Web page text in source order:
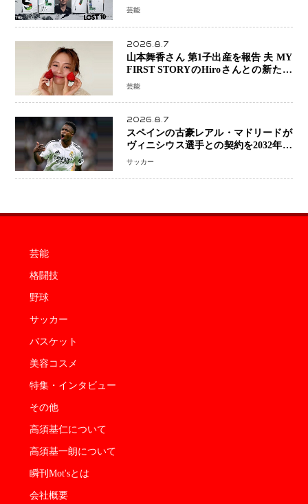
演『LOST10』で異色バディ結成
芸能
2026.8.7
山本舞香さん 第1子出産を報告 夫 MY
FIRST STORYのHiroさんとの新たな
家族生活「母子ともに健康」
芸能
2026.8.7
スペインの古豪レアル・マドリードが
ヴィニシウス選手との契約を2032年ま
で延長 長期交渉が決着 年俸は約43億
サッカー
芸能
格闘技
野球
サッカー
バスケット
美容コスメ
特集・インタビュー
その他
高須基仁について
高須基一朗について
瞬刊Mot'sとは
会社概要